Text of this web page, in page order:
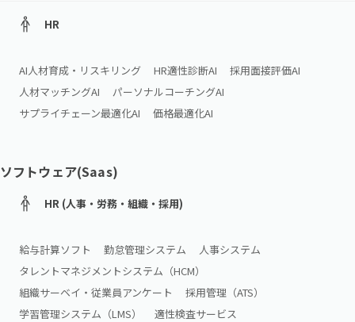
HR
AI人材育成・リスキリング HR適性診断AI
採用面接評価AI
人材マッチングAI
パーソナルコーチングAI
サプライチェーン最適化AI
価格最適化AI
ソフトウェア(Saas)
HR (人事・労務・組織・採用)
給与計算ソフト 勤怠管理システム
人事システム
タレントマネジメントシステム（HCM）
組織サーベイ・従業員アンケート
採用管理（ATS）
学習管理システム（LMS）
適性検査サービス